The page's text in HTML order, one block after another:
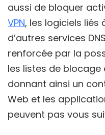
aussi de bloquer
VPN, les logiciels liés
d’autres services
renforcée par la
les listes de blocage
donnant ainsi un
Web et les
peuvent pas vous